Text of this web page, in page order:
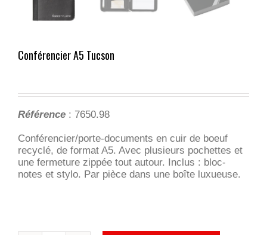
Conférencier A5 Tucson
Référence : 7650.98
Conférencier/porte-documents en cuir de boeuf
recyclé, de format A5. Avec plusieurs pochettes et
une fermeture zippée tout autour. Inclus : bloc-
notes et stylo. Par pièce dans une boîte luxueuse.